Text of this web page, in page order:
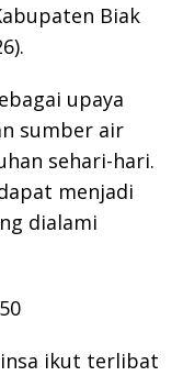
Biak
upaya
sumber air
sehari-hari.
menjadi
dialami
ikut terlibat